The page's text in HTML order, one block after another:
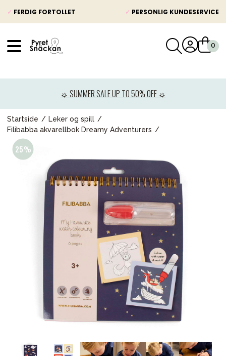
✓ FERDIG FORTOLLET ✓ PERSONLIG KUNDESERVICE
☼ SUMMER SALE UP TO 50% OFF ☼
Startside
Leker og spill
Filibabba akvarellbok Dreamy Adventurers
Barnevogner
Bilstol
Barn og baby
Leker og spill
Mamma & Pappa
Møbler & seng
Tilbehør
Reservedeler
Kampanjer
Tips om gaver
Våre favoritter
Varemerker